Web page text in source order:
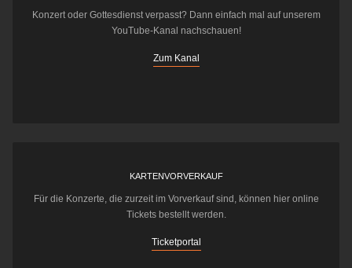
Konzert oder Gottesdienst verpasst? Dann einfach mal auf unserem
YouTube-Kanal nachschauen!
Zum Kanal
KARTENVORVERKAUF
Für die Konzerte, die zurzeit im Vorverkauf sind, können hier online
Tickets bestellt werden.
Ticketportal